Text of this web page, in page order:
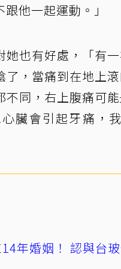
他一起運動。」
也有好處，「有
，當痛到在地上
同，右上腹痛可
臟會引起牙痛，
年婚姻！ 認與台